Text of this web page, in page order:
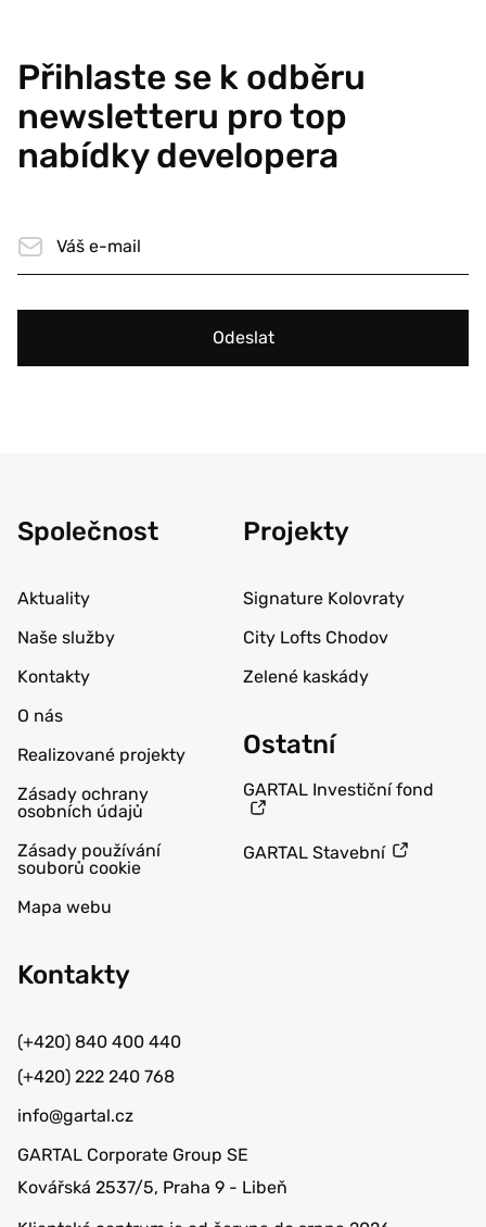
Přihlaste se k odběru
newsletteru pro top
nabídky developera
Odeslat
Společnost
Aktuality
Naše služby
Kontakty
O nás
Realizované projekty
Zásady ochrany
osobních údajů
Zásady používání
souborů cookie
Mapa webu
Projekty
Signature Kolovraty
City Lofts Chodov
Zelené kaskády
Ostatní
GARTAL Investiční fond
GARTAL Stavební
Kontakty
(+420) 840 400 440
(+420) 222 240 768
info@gartal.cz
GARTAL Corporate Group SE
Kovářská 2537/5, Praha 9 - Libeň